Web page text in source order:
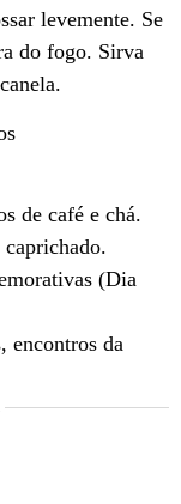
levemente. Se
do fogo. Sirva
de café e chá.
(Dia
encontros da